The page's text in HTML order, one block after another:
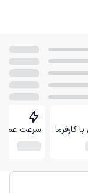
کارفرما سرعت عمل